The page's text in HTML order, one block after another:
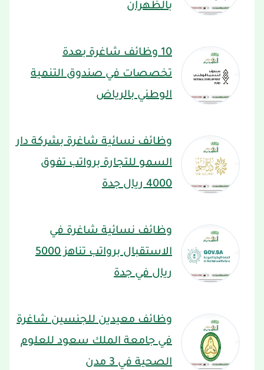
بالظهران
10 وظائف شاغرة بعدة
تخصصات في صندوق التنمية
الوطني بالرياض
وظائف نسائية شاغرة بشركة دار
السمو للتجارة برواتب تفوق
4000 ريال جدة
وظائف نسائية شاغرة في
الاستقبال برواتب تناهز 5000
ريال في جدة
وظائف معيدين للجنسين شاغرة
في جامعة الملك سعود للعلوم
الصحية في 3 مدن